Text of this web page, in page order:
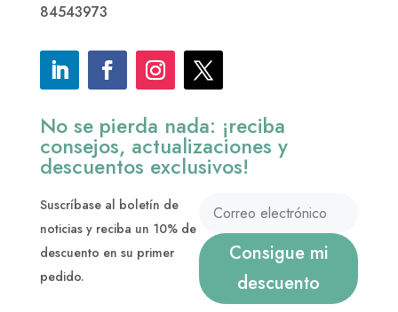
84543973
No se pierda nada: ¡reciba
consejos, actualizaciones y
descuentos exclusivos!
Suscríbase al boletín de
noticias y reciba un 10% de
descuento en su primer
pedido.
Consigue mi
descuento